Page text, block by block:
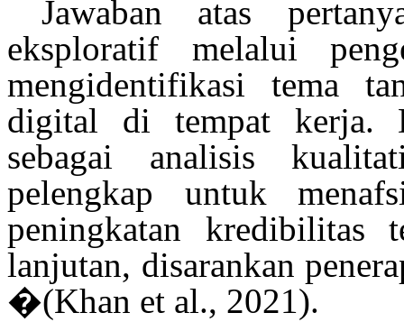
Jawaban atas
eksploratif melalui
mengidentifikasi tema
digital di tempat kerja.
sebagai analisis
pelengkap untuk
peningkatan
kredibilitas
lanjutan, disarankan
�(Khan et al., 2021).